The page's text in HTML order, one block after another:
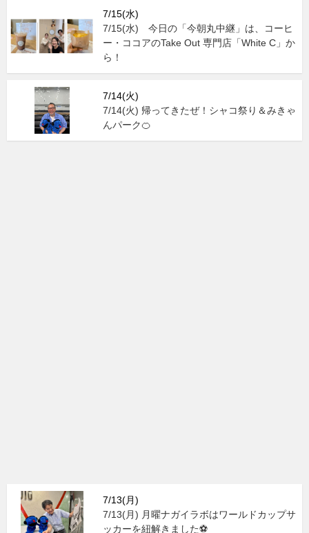
7/15(水)
7/15(水) 今日の「今朝丸中継」は、コーヒ
ー・ココアのTake Out 専門店「White C」か
ら！
7/14(火)
7/14(火) 帰ってきたぜ！シャコ祭り＆みきゃ
んパーク🍊
7/13(月)
7/13(月) 月曜ナガイラボはワールドカップサ
ッカーを紐解きました⚽